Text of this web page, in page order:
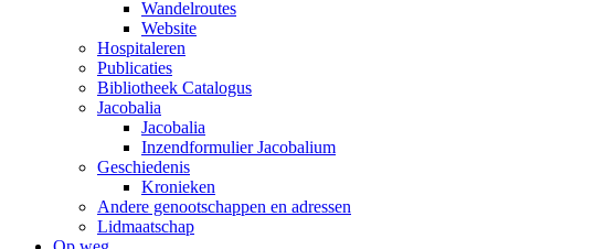
Wandelroutes
Website
Hospitaleren
Publicaties
Bibliotheek Catalogus
Jacobalia
Jacobalia
Inzendformulier Jacobalium
Geschiedenis
Kronieken
Andere genootschappen en adressen
Lidmaatschap